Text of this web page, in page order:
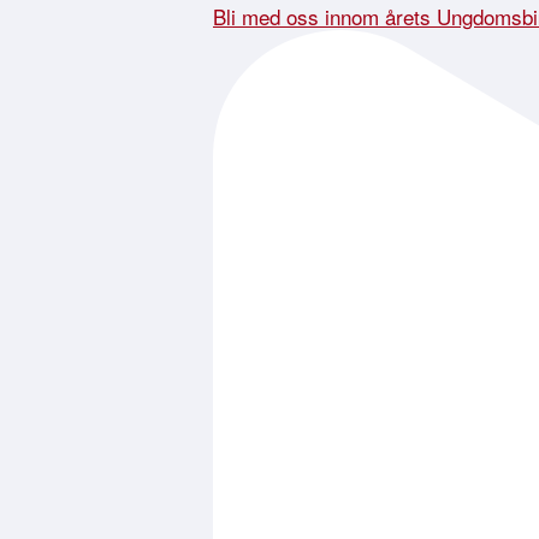
Bli med oss innom årets